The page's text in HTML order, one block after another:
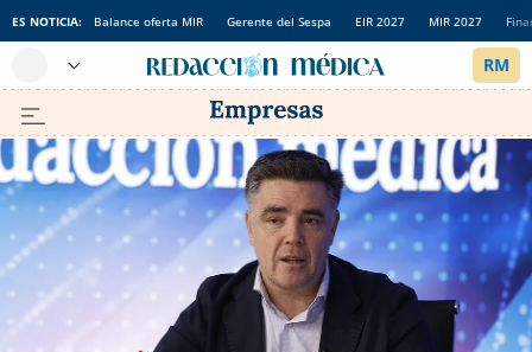
ES NOTICIA: Balance oferta MIR Gerente del Sespa EIR 2027 MIR 2027